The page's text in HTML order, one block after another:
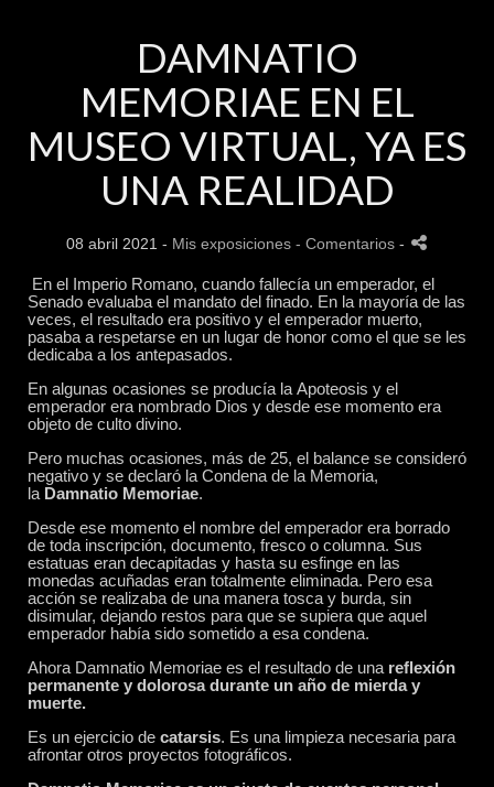
DAMNATIO
MEMORIAE EN EL
MUSEO VIRTUAL, YA ES
UNA REALIDAD
08 abril 2021 - Mis exposiciones - Comentarios -
En el Imperio Romano, cuando fallecía un emperador, el
Senado evaluaba el mandato del finado. En la mayoría de las
veces, el resultado era positivo y el emperador muerto,
pasaba a respetarse en un lugar de honor como el que se les
dedicaba a los antepasados.
En algunas ocasiones se producía la Apoteosis y el
emperador era nombrado Dios y desde ese momento era
objeto de culto divino.
Pero muchas ocasiones, más de 25, el balance se consideró
negativo y se declaró la Condena de la Memoria,
la Damnatio Memoriae.
Desde ese momento el nombre del emperador era borrado
de toda inscripción, documento, fresco o columna. Sus
estatuas eran decapitadas y hasta su esfinge en las
monedas acuñadas eran totalmente eliminada. Pero esa
acción se realizaba de una manera tosca y burda, sin
disimular, dejando restos para que se supiera que aquel
emperador había sido sometido a esa condena.
Ahora Damnatio Memoriae es el resultado de una reflexión
permanente y dolorosa durante un año de mierda y
muerte.
Es un ejercicio de catarsis. Es una limpieza necesaria para
afrontar otros proyectos fotográficos.